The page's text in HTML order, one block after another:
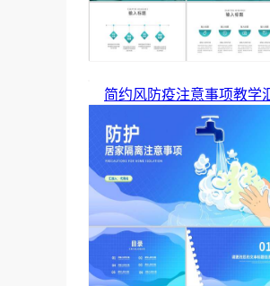
简约风防疫注意事项教学